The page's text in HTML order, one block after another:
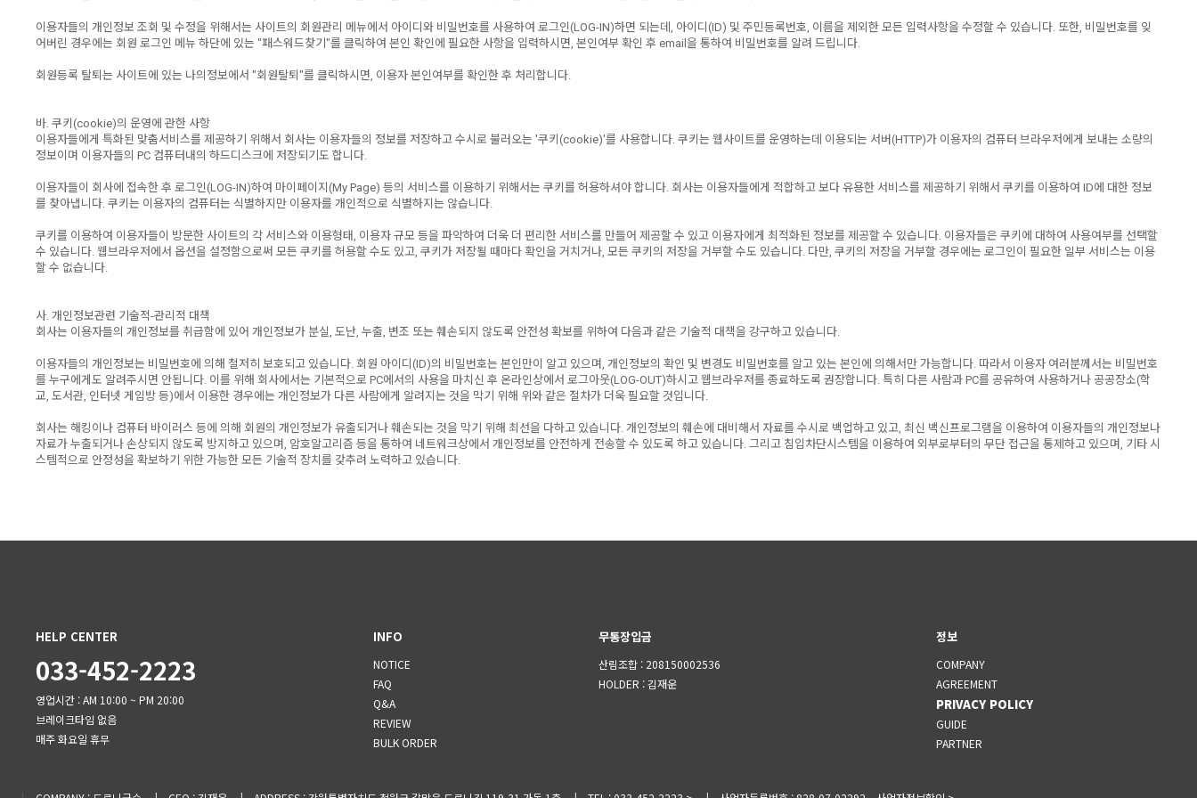
이용자들의 개인정보 조회 및 수정을 위해서는 사이트의 회원관리 메뉴에서 아이디와 비밀번호를 사용하여 로그인(LOG-IN)하면 되는데, 아이디(ID) 및 주민등록번호, 이름을 제외한 모든 입력사항을 수정할 수 있습니다. 또한, 비밀번호를 잊
어버린 경우에는 회원 로그인 메뉴 하단에 있는 "패스워드찾기"를 클릭하여 본인 확인에 필요한 사항을 입력하시면, 본인여부 확인 후 email을 통하여 비밀번호를 알려 드립니다.
회원등록 탈퇴는 사이트에 있는 나의정보에서 "회원탈퇴"를 클릭하시면, 이용자 본인여부를 확인한 후 처리합니다.
바. 쿠키(cookie)의 운영에 관한 사항
이용자들에게 특화된 맞춤서비스를 제공하기 위해서 회사는 이용자들의 정보를 저장하고 수시로 불러오는 '쿠키(cookie)'를 사용합니다. 쿠키는 웹사이트를 운영하는데 이용되는 서버(HTTP)가 이용자의 컴퓨터 브라우저에게 보내는 소량의
정보이며 이용자들의 PC 컴퓨터내의 하드디스크에 저장되기도 합니다.
이용자들이 회사에 접속한 후 로그인(LOG-IN)하여 마이페이지(My Page) 등의 서비스를 이용하기 위해서는 쿠키를 허용하셔야 합니다. 회사는 이용자들에게 적합하고 보다 유용한 서비스를 제공하기 위해서 쿠키를 이용하여 ID에 대한 정보
를 찾아냅니다. 쿠키는 이용자의 컴퓨터는 식별하지만 이용자를 개인적으로 식별하지는 않습니다.
쿠키를 이용하여 이용자들이 방문한 사이트의 각 서비스와 이용형태, 이용자 규모 등을 파악하여 더욱 더 편리한 서비스를 만들어 제공할 수 있고 이용자에게 최적화된 정보를 제공할 수 있습니다. 이용자들은 쿠키에 대하여 사용여부를 선택할
수 있습니다. 웹브라우저에서 옵션을 설정함으로써 모든 쿠키를 허용할 수도 있고, 쿠키가 저장될 때마다 확인을 거치거나, 모든 쿠키의 저장을 거부할 수도 있습니다. 다만, 쿠키의 저장을 거부할 경우에는 로그인이 필요한 일부 서비스는 이용
할 수 없습니다.
사. 개인정보관련 기술적-관리적 대책
회사는 이용자들의 개인정보를 취급함에 있어 개인정보가 분실, 도난, 누출, 변조 또는 훼손되지 않도록 안전성 확보를 위하여 다음과 같은 기술적 대책을 강구하고 있습니다.
이용자들의 개인정보는 비밀번호에 의해 철저히 보호되고 있습니다. 회원 아이디(ID)의 비밀번호는 본인만이 알고 있으며, 개인정보의 확인 및 변경도 비밀번호를 알고 있는 본인에 의해서만 가능합니다. 따라서 이용자 여러분께서는 비밀번호
를 누구에게도 알려주시면 안됩니다. 이를 위해 회사에서는 기본적으로 PC에서의 사용을 마치신 후 온라인상에서 로그아웃(LOG-OUT)하시고 웹브라우저를 종료하도록 권장합니다. 특히 다른 사람과 PC를 공유하여 사용하거나 공공장소(학
교, 도서관, 인터넷 게임방 등)에서 이용한 경우에는 개인정보가 다른 사람에게 알려지는 것을 막기 위해 위와 같은 절차가 더욱 필요할 것입니다.
회사는 해킹이나 컴퓨터 바이러스 등에 의해 회원의 개인정보가 유출되거나 훼손되는 것을 막기 위해 최선을 다하고 있습니다. 개인정보의 훼손에 대비해서 자료를 수시로 백업하고 있고, 최신 백신프로그램을 이용하여 이용자들의 개인정보나
자료가 누출되거나 손상되지 않도록 방지하고 있으며, 암호알고리즘 등을 통하여 네트워크상에서 개인정보를 안전하게 전송할 수 있도록 하고 있습니다. 그리고 침입차단시스템을 이용하여 외부로부터의 무단 접근을 통제하고 있으며, 기타 시
스템적으로 안정성을 확보하기 위한 가능한 모든 기술적 장치를 갖추려 노력하고 있습니다.
HELP CENTER
033-452-2223
영업시간 : AM 10:00 ~ PM 20:00
브레이크타임 없음
매주 화요일 휴무
INFO
NOTICE
FAQ
Q&A
REVIEW
BULK ORDER
무통장입금
산림조합 : 208150002536
HOLDER : 김재운
정보
COMPANY
AGREEMENT
PRIVACY POLICY
GUIDE
PARTNER